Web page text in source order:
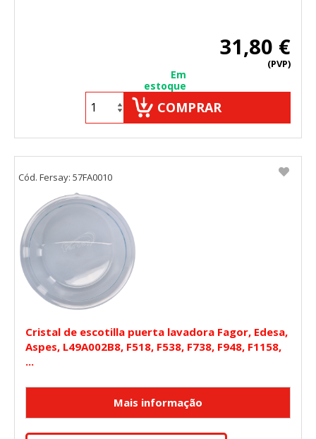
31,80 €
(PVP)
Em
estoque
COMPRAR
Cristal de escotilla puerta lavadora Fagor, Edesa,
Aspes, L49A002B8, F518, F538, F738, F948, F1158,
...
Cód. Fersay: 57FA0010